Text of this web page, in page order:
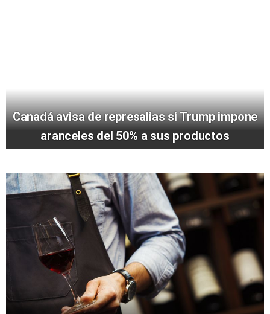
Canadá avisa de represalias si Trump impone
aranceles del 50% a sus productos